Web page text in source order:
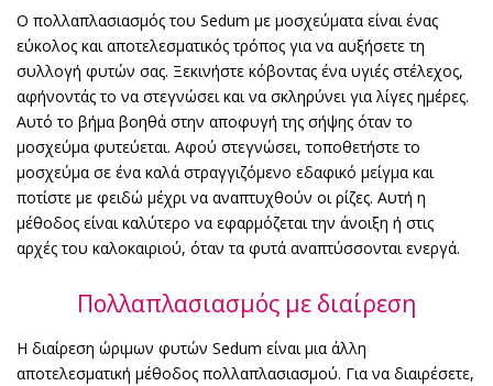
Ο πολλαπλασιασμός του Sedum με μοσχεύματα είναι ένας
εύκολος και αποτελεσματικός τρόπος για να αυξήσετε τη
συλλογή φυτών σας. Ξεκινήστε κόβοντας ένα υγιές στέλεχος,
αφήνοντάς το να στεγνώσει και να σκληρύνει για λίγες ημέρες.
Αυτό το βήμα βοηθά στην αποφυγή της σήψης όταν το
μοσχεύμα φυτεύεται. Αφού στεγνώσει, τοποθετήστε το
μοσχεύμα σε ένα καλά στραγγιζόμενο εδαφικό μείγμα και
ποτίστε με φειδώ μέχρι να αναπτυχθούν οι ρίζες. Αυτή η
μέθοδος είναι καλύτερο να εφαρμόζεται την άνοιξη ή στις
αρχές του καλοκαιριού, όταν τα φυτά αναπτύσσονται ενεργά.
Πολλαπλασιασμός με διαίρεση
Η διαίρεση ώριμων φυτών Sedum είναι μια άλλη
αποτελεσματική μέθοδος πολλαπλασιασμού. Για να διαιρέσετε,